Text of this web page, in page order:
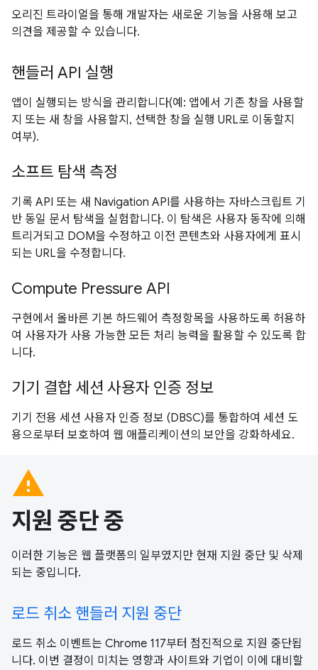
오리진 트라이얼을 통해 개발자는 새로운 기능을 사용해 보고
의견을 제공할 수 있습니다.
핸들러 API 실행
앱이 실행되는 방식을 관리합니다(예: 앱에서 기존 창을 사용할
지 또는 새 창을 사용할지, 선택한 창을 실행 URL로 이동할지
여부).
소프트 탐색 측정
기록 API 또는 새 Navigation API를 사용하는 자바스크립트 기
반 동일 문서 탐색을 실험합니다. 이 탐색은 사용자 동작에 의해
트리거되고 DOM을 수정하고 이전 콘텐츠와 사용자에게 표시
되는 URL을 수정합니다.
Compute Pressure API
구현에서 올바른 기본 하드웨어 측정항목을 사용하도록 허용하
여 사용자가 사용 가능한 모든 처리 능력을 활용할 수 있도록 합
니다.
기기 결합 세션 사용자 인증 정보
기기 전용 세션 사용자 인증 정보 (DBSC)를 통합하여 세션 도
용으로부터 보호하여 웹 애플리케이션의 보안을 강화하세요.
warning
지원 중단 중
이러한 기능은 웹 플랫폼의 일부였지만 현재 지원 중단 및 삭제
되는 중입니다.
로드 취소 핸들러 지원 중단
로드 취소 이벤트는 Chrome 117부터 점진적으로 지원 중단됩
니다. 이번 결정이 미치는 영향과 사이트와 기업이 이에 대비할